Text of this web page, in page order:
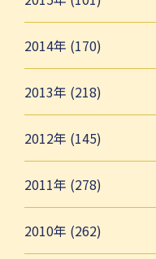
2014年 (170)
2013年 (218)
2012年 (145)
2011年 (278)
2010年 (262)